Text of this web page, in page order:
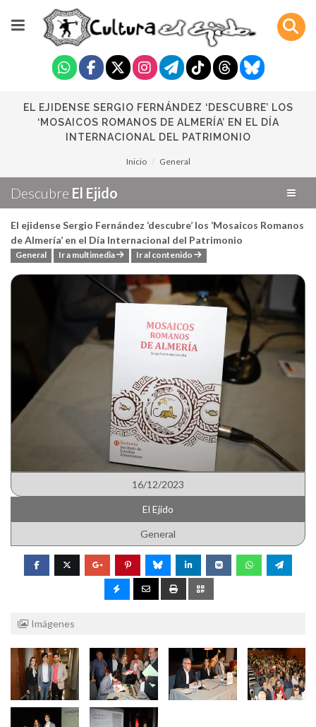
EL EJIDENSE SERGIO FERNÁNDEZ ‘DESCUBRE’ LOS
‘MOSAICOS ROMANOS DE ALMERÍA’ EN EL DÍA
INTERNACIONAL DEL PATRIMONIO
Inicio General
Descubre El Ejido
El ejidense Sergio Fernández ‘descubre’ los ‘Mosaicos Romanos
de Almería’ en el Día Internacional del Patrimonio
General Ir a multimedia Ir al contenido
16/12/2023
El Ejido
General
Imágenes